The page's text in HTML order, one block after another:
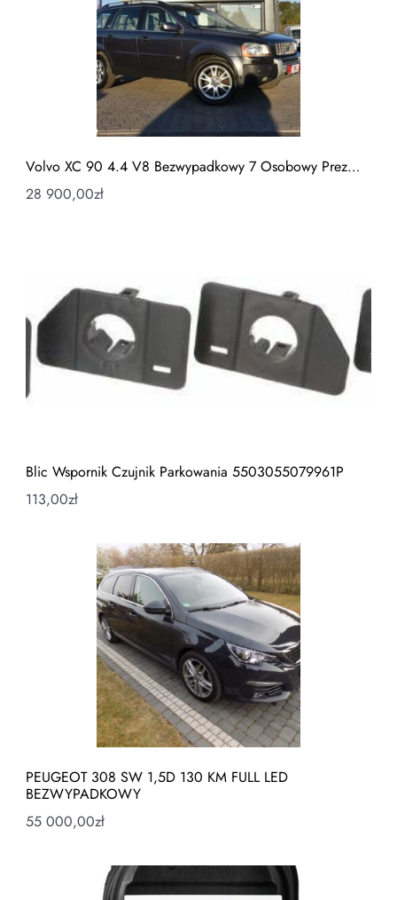
Volvo XC 90 4.4 V8 Bezwypadkowy 7 Osobowy Prez…
28 900,00zł
Blic Wspornik Czujnik Parkowania 5503055079961P
113,00zł
PEUGEOT 308 SW 1,5D 130 KM FULL LED
BEZWYPADKOWY
55 000,00zł